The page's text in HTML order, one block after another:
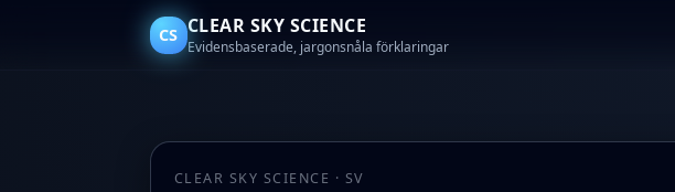
CS CLEAR SKY SCIENCE
Evidensbaserade, jargonsnåla förklaringar
CLEAR SKY SCIENCE · SV